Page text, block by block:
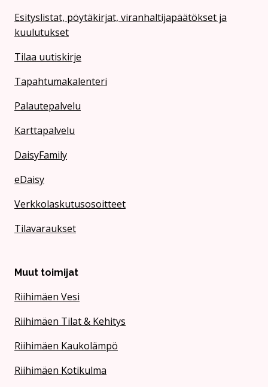
Esityslistat, pöytäkirjat, viranhaltijapäätökset ja
kuulutukset
Tilaa uutiskirje
Tapahtumakalenteri
Palautepalvelu
Karttapalvelu
DaisyFamily
eDaisy
Verkkolaskutusosoitteet
Tilavaraukset
Muut toimijat
Riihimäen Vesi
Riihimäen Tilat & Kehitys
Riihimäen Kaukolämpö
Riihimäen Kotikulma